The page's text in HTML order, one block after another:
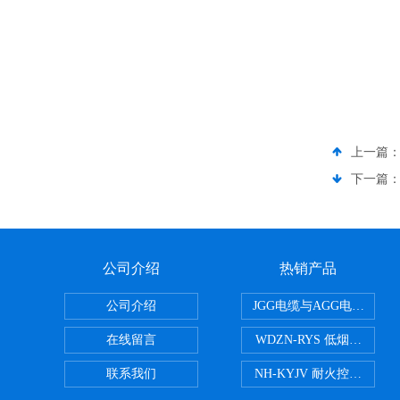
上一篇：
下一篇：
公司介绍
公司介绍
在线留言
联系我们
热销产品
JGG电缆与AGG电缆有什么
WDZN-RYS 低烟无卤耐火
NH-KYJV 耐火控制电缆